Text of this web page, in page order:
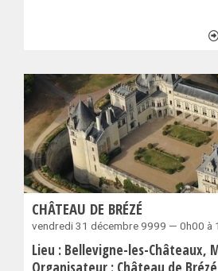
CHÂTEAU DE BRÉZÉ
vendredi 31 décembre 9999 — 0h00 à
Lieu : Bellevigne-les-Châteaux